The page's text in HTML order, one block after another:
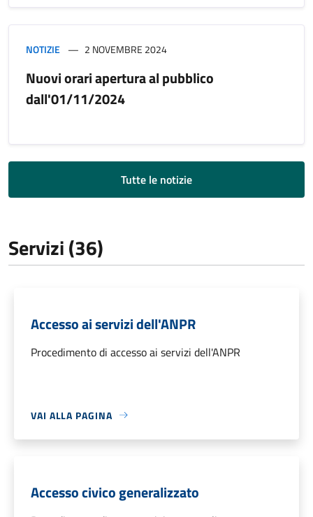
NOTIZIE 2 NOVEMBRE 2024
Nuovi orari apertura al pubblico
dall'01/11/2024
Tutte le notizie
Servizi (36)
Accesso ai servizi dell'ANPR
Procedimento di accesso ai servizi dell'ANPR
VAI ALLA PAGINA
Accesso civico generalizzato